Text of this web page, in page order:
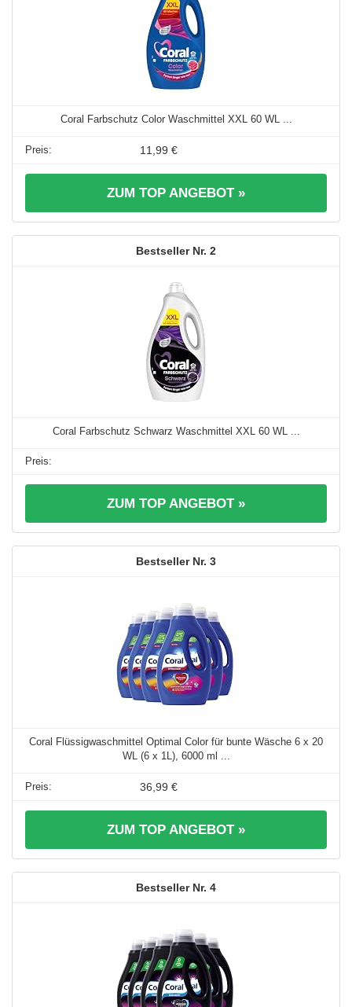
Coral Farbschutz Color Waschmittel XXL 60 WL ...
11,99 €
ZUM TOP ANGEBOT »
2
Coral Farbschutz Schwarz Waschmittel XXL 60 WL ...
ZUM TOP ANGEBOT »
3
Coral Flüssigwaschmittel Optimal Color für bunte Wäsche 6 x 20
WL (6 x 1L), 6000 ml ...
36,99 €
ZUM TOP ANGEBOT »
4